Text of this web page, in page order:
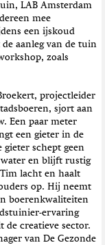
LAB Amsterdam
mee
een ijskoud
aanleg van de tuin
zoals
projectleider
sjort aan
Een paar meter
een gieter in de
gieter schept geen
en blijft rustig
lacht en haalt
op. Hij neemt
boerenkwaliteiten
ervaring
de creatieve sector.
van De Gezonde